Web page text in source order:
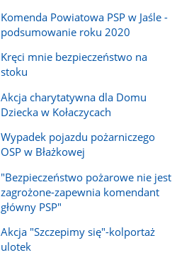
Komenda Powiatowa PSP w Jaśle -
podsumowanie roku 2020
Kręci mnie bezpieczeństwo na
stoku
Akcja charytatywna dla Domu
Dziecka w Kołaczycach
Wypadek pojazdu pożarniczego
OSP w Błażkowej
"Bezpieczeństwo pożarowe nie jest
zagrożone-zapewnia komendant
główny PSP"
Akcja "Szczepimy się"-kolportaż
ulotek